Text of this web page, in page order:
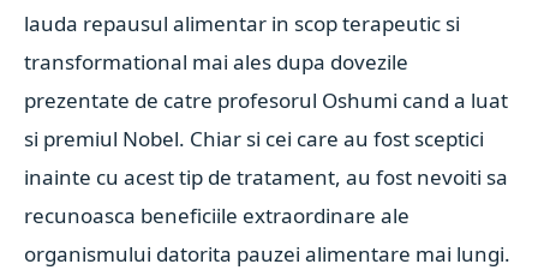
lauda repausul alimentar in scop terapeutic si
transformational mai ales dupa dovezile
prezentate de catre profesorul Oshumi cand a luat
si premiul Nobel. Chiar si cei care au fost sceptici
inainte cu acest tip de tratament, au fost nevoiti sa
recunoasca beneficiile extraordinare ale
organismului datorita pauzei alimentare mai lungi.